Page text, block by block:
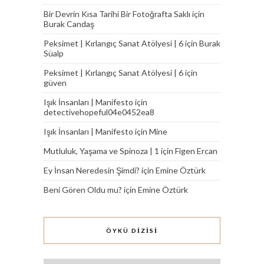
Bir Devrin Kısa Tarihi Bir Fotoğrafta Saklı için
Burak Candaş
Peksimet | Kırlangıç Sanat Atölyesi | 6için Burak
Süalp
Peksimet | Kırlangıç Sanat Atölyesi | 6için
güven
Işık İnsanları | Manifesto için
detectivehopeful04e0452ea8
Işık İnsanları | Manifesto için Mine
Mutluluk, Yaşama ve Spinoza | 1 için Figen Ercan
Ey İnsan Neredesin Şimdi? için Emine Öztürk
Beni Gören Oldu mu? için Emine Öztürk
ÖYKÜ DİZİSİ